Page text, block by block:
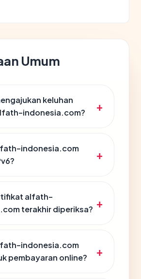
Umum
keluhan
indonesia.com?
indonesia.com
alfath-
terakhir diperiksa?
indonesia.com
pembayaran online?